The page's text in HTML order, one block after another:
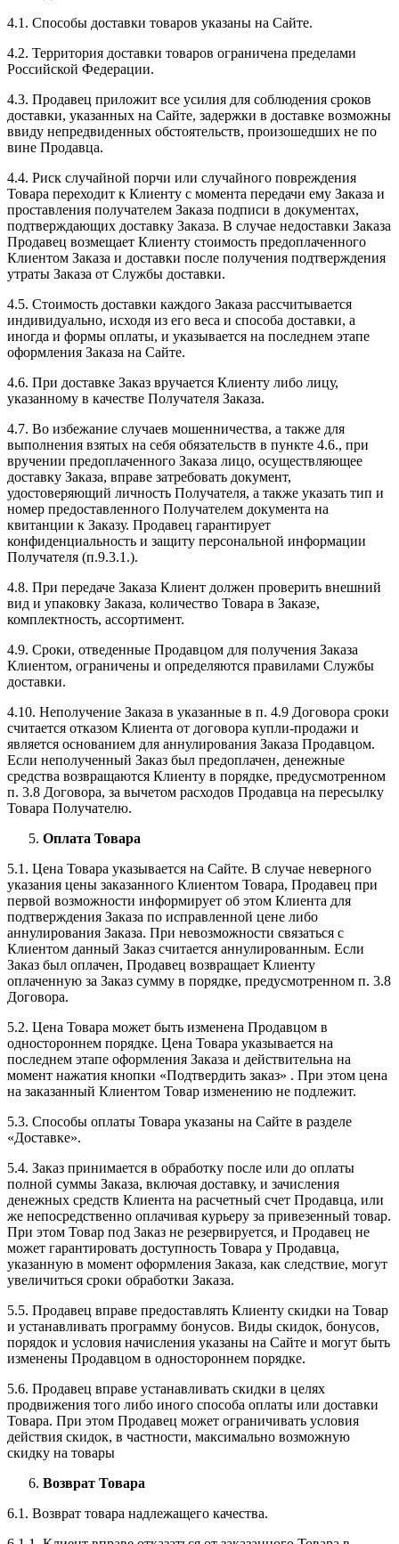
4.1. Способы доставки товаров указаны на Сайте.
4.2. Территория доставки товаров ограничена пределами
Российской Федерации.
4.3. Продавец приложит все усилия для соблюдения сроков
доставки, указанных на Сайте, задержки в доставке возможны
ввиду непредвиденных обстоятельств, произошедших не по
вине Продавца.
4.4. Риск случайной порчи или случайного повреждения
Товара переходит к Клиенту с момента передачи ему Заказа и
проставления получателем Заказа подписи в документах,
подтверждающих доставку Заказа. В случае недоставки Заказа
Продавец возмещает Клиенту стоимость предоплаченного
Клиентом Заказа и доставки после получения подтверждения
утраты Заказа от Службы доставки.
4.5. Стоимость доставки каждого Заказа рассчитывается
индивидуально, исходя из его веса и способа доставки, а
иногда и формы оплаты, и указывается на последнем этапе
оформления Заказа на Сайте.
4.6. При доставке Заказ вручается Клиенту либо лицу,
указанному в качестве Получателя Заказа.
4.7. Во избежание случаев мошенничества, а также для
выполнения взятых на себя обязательств в пункте 4.6., при
вручении предоплаченного Заказа лицо, осуществляющее
доставку Заказа, вправе затребовать документ,
удостоверяющий личность Получателя, а также указать тип и
номер предоставленного Получателем документа на
квитанции к Заказу. Продавец гарантирует
конфиденциальность и защиту персональной информации
Получателя (п.9.3.1.).
4.8. При передаче Заказа Клиент должен проверить внешний
вид и упаковку Заказа, количество Товара в Заказе,
комплектность, ассортимент.
4.9. Сроки, отведенные Продавцом для получения Заказа
Клиентом, ограничены и определяются правилами Службы
доставки.
4.10. Неполучение Заказа в указанные в п. 4.9 Договора сроки
считается отказом Клиента от договора купли-продажи и
является основанием для аннулирования Заказа Продавцом.
Если неполученный Заказ был предоплачен, денежные
средства возвращаются Клиенту в порядке, предусмотренном
п. 3.8 Договора, за вычетом расходов Продавца на пересылку
Товара Получателю.
Оплата Товара
5.1. Цена Товара указывается на Сайте. В случае неверного
указания цены заказанного Клиентом Товара, Продавец при
первой возможности информирует об этом Клиента для
подтверждения Заказа по исправленной цене либо
аннулирования Заказа. При невозможности связаться с
Клиентом данный Заказ считается аннулированным. Если
Заказ был оплачен, Продавец возвращает Клиенту
оплаченную за Заказ сумму в порядке, предусмотренном п. 3.8
Договора.
5.2. Цена Товара может быть изменена Продавцом в
одностороннем порядке. Цена Товара указывается на
последнем этапе оформления Заказа и действительна на
момент нажатия кнопки «Подтвердить заказ» . При этом цена
на заказанный Клиентом Товар изменению не подлежит.
5.3. Способы оплаты Товара указаны на Сайте в разделе
«Доставке».
5.4. Заказ принимается в обработку после или до оплаты
полной суммы Заказа, включая доставку, и зачисления
денежных средств Клиента на расчетный счет Продавца, или
же непосредственно оплачивая курьеру за привезенный товар.
При этом Товар под Заказ не резервируется, и Продавец не
может гарантировать доступность Товара у Продавца,
указанную в момент оформления Заказа, как следствие, могут
увеличиться сроки обработки Заказа.
5.5. Продавец вправе предоставлять Клиенту скидки на Товар
и устанавливать программу бонусов. Виды скидок, бонусов,
порядок и условия начисления указаны на Сайте и могут быть
изменены Продавцом в одностороннем порядке.
5.6. Продавец вправе устанавливать скидки в целях
продвижения того либо иного способа оплаты или доставки
Товара. При этом Продавец может ограничивать условия
действия скидок, в частности, максимально возможную
скидку на товары
Возврат Товара
6.1. Возврат товара надлежащего качества.